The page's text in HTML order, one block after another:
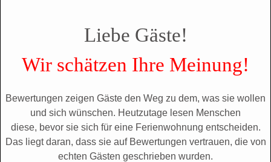
Liebe Gäste!
Wir schätzen Ihre Meinung!
Bewertungen zeigen Gäste den Weg zu dem, was sie wollen
und sich wünschen. Heutzutage lesen Menschen
diese, bevor sie sich für eine Ferienwohnung entscheiden.
Das liegt daran, dass sie auf Bewertungen vertrauen, die von
echten Gästen geschrieben wurden.